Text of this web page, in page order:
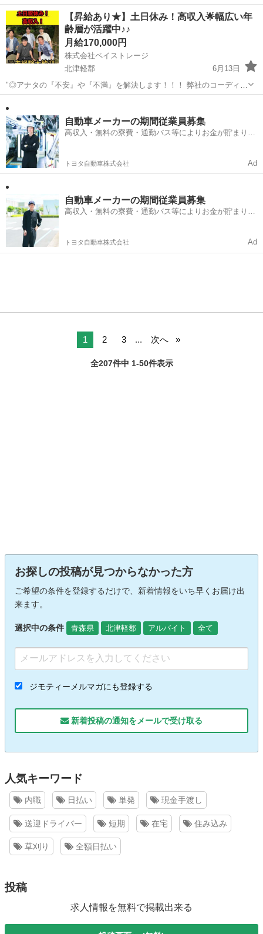
可能】 当社は全国的に拠点を抱えておりますため、 結婚、里帰り、親
の介護など、 人生の節目ライフステージに合わせて、 全国的にお仕事
のご紹介が可能です！ 拠点を...
青森 北津軽郡 陸奥鶴田駅 工場
【昇給あり★】土日休み！高収入🌟幅広い年
齢層が活躍中♪♪
月給170,000円
株式会社ペイストレージ
北津軽郡
6月13日
"◎アナタの『不安』や『不満』を解決します！！！ 弊社のコーディネ
ーターが一人一人に徹底的に寄り添い一緒に解決していきます☆ お金
が『無い』 仕事が『無い』 住む家が『無い』 携帯が『無い』 ☆弊社
独自の支援サー...自動車メーカーの期間従業員募集
高収入・無料の寮費・通勤バス等によりお金が貯まりや
トヨタ自動車株式会社 Ad
自動車メーカーの期間従業員募集
高収入・無料の寮費・通勤バス等によりお金が貯まりや
トヨタ自動車株式会社 Ad
1 2 3 ... 次へ
全207件中 1-50件表示
お探しの投稿が見つからなかった方
ご希望の条件を登録するだけで、新着情報をいち早くお届け出
来ます。
選択中の条件 青森県 北津軽郡 アルバイト 全て
ジモティーメルマガにも登録する
新着投稿の通知をメールで受け取る
人気キーワード
内職 日払い 単発 現金手渡し
送迎ドライバー 短期 在宅 住み込み
草刈り 全額日払い
投稿
求人情報を無料で掲載出来る